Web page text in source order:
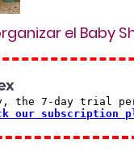
el Baby